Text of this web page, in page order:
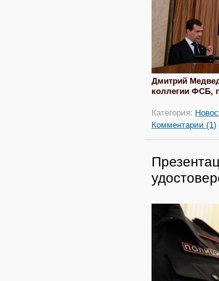
Дмитрий
коллегии ФСБ,
Категория:
Комментарии (1)